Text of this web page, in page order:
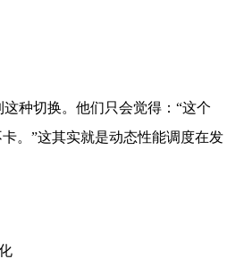
种切换。他们只会觉得：“这个
。”这其实就是动态性能调度在发